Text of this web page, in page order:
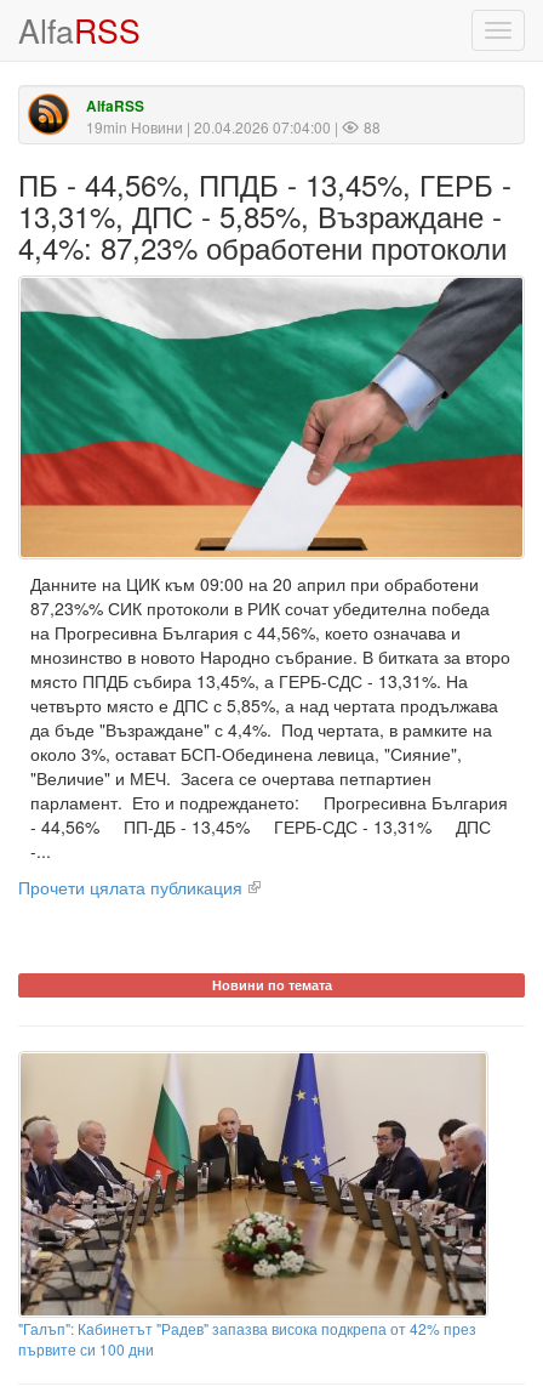
AlfaRSS
AlfaRSS
19min Новини | 20.04.2026 07:04:00 | 88
ПБ - 44,56%, ППДБ - 13,45%, ГЕРБ -
13,31%, ДПС - 5,85%, Възраждане -
4,4%: 87,23% обработени протоколи
Данните на ЦИК към 09:00 на 20 април при обработени
87,23%% СИК протоколи в РИК сочат убедителна победа
на Прогресивна България с 44,56%, което означава и
мнозинство в новото Народно събрание. В битката за второ
място ППДБ събира 13,45%, а ГЕРБ-СДС - 13,31%. На
четвърто място е ДПС с 5,85%, а над чертата продължава
да бъде "Възраждане" с 4,4%. Под чертата, в рамките на
около 3%, остават БСП-Обединена левица, "Сияние",
"Величие" и МЕЧ. Засега се очертава петпартиен
парламент. Ето и подреждането: Прогресивна България
- 44,56% ПП-ДБ - 13,45% ГЕРБ-СДС - 13,31% ДПС
-...
Прочети цялата публикация
Новини по темата
"Галъп": Кабинетът "Радев" запазва висока подкрепа от 42% през
първите си 100 дни